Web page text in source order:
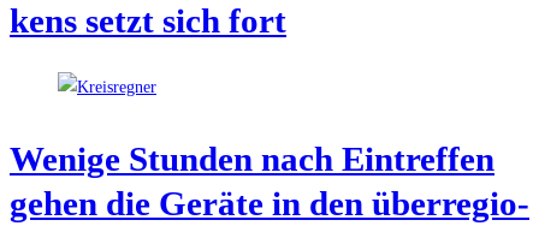
kens setzt sich fort
Weni­ge Stun­den nach Ein­tref­fen
gehen die Gerä­te in den über­re­gio­